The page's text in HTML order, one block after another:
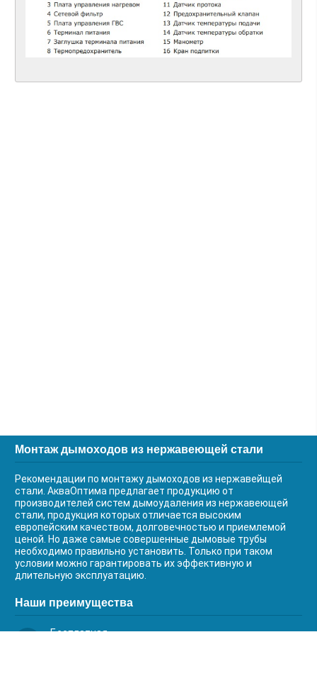
Монтаж дымоходов из нержавеющей стали
Рекомендации по монтажу дымоходов из нержавейщей
стали. АкваОптима предлагает продукцию от
производителей систем дымоудаления из нержавеющей
стали, продукция которых отличается высоким
европейским качеством, долговечностью и приемлемой
ценой. Но даже самые совершенные дымовые трубы
необходимо правильно установить. Только при таком
условии можно гарантировать их эффективную и
длительную эксплуатацию.
Наши преимущества
Бесплатная